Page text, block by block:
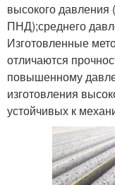
высокого
ПНД);среднего
Изготовленные
отличаются
повышенному
изготовления
устойчивых к